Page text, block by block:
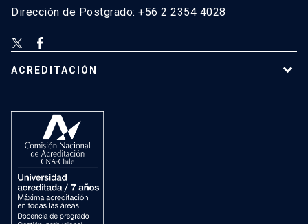
Dirección de Postgrado: +56 2 2354 4028
ACREDITACIÓN